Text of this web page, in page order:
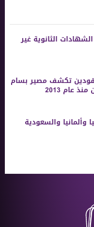
الثانوية ‏غير
تكشف مصير بسام
عام 2013
وألمانيا والسعودية